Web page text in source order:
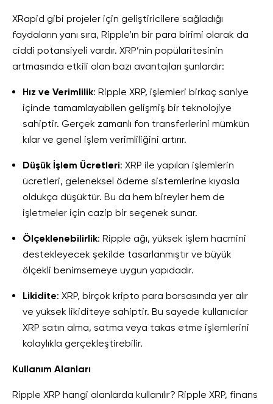
XRapid gibi projeler için geliştiricilere sağladığı
faydaların yanı sıra, Ripple’ın bir para birimi olarak da
ciddi potansiyeli vardır. XRP’nin popülaritesinin
artmasında etkili olan bazı avantajları şunlardır:
Hız ve Verimlilik: Ripple XRP, işlemleri birkaç saniye
içinde tamamlayabilen gelişmiş bir teknolojiye
sahiptir. Gerçek zamanlı fon transferlerini mümkün
kılar ve genel işlem verimliliğini artırır.
Düşük İşlem Ücretleri: XRP ile yapılan işlemlerin
ücretleri, geleneksel ödeme sistemlerine kıyasla
oldukça düşüktür. Bu da hem bireyler hem de
işletmeler için cazip bir seçenek sunar.
Ölçeklenebilirlik: Ripple ağı, yüksek işlem hacmini
destekleyecek şekilde tasarlanmıştır ve büyük
ölçekli benimsemeye uygun yapıdadır.
Likidite: XRP, birçok kripto para borsasında yer alır
ve yüksek likiditeye sahiptir. Bu sayede kullanıcılar
XRP satın alma, satma veya takas etme işlemlerini
kolaylıkla gerçekleştirebilir.
Kullanım Alanları
Ripple XRP hangi alanlarda kullanılır? Ripple XRP, finans